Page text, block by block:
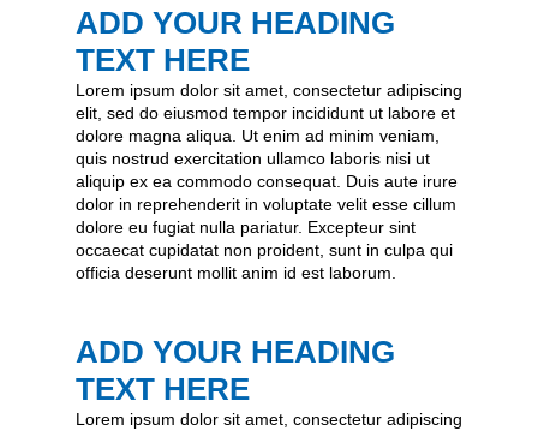
ADD YOUR HEADING
TEXT HERE
Lorem ipsum dolor sit amet, consectetur adipiscing
elit, sed do eiusmod tempor incididunt ut labore et
dolore magna aliqua. Ut enim ad minim veniam,
quis nostrud exercitation ullamco laboris nisi ut
aliquip ex ea commodo consequat. Duis aute irure
dolor in reprehenderit in voluptate velit esse cillum
dolore eu fugiat nulla pariatur. Excepteur sint
occaecat cupidatat non proident, sunt in culpa qui
officia deserunt mollit anim id est laborum.
ADD YOUR HEADING
TEXT HERE
Lorem ipsum dolor sit amet, consectetur adipiscing